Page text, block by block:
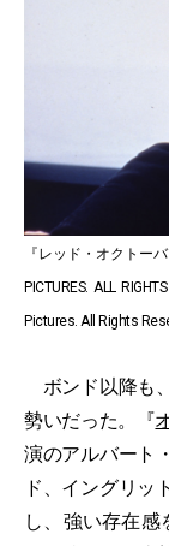
『レッド・オクトー
PICTURES. ALL
Pictures. All Rights
ボンド以降も
勢いだった。『
演のアルバート
ド、イングリッ
し、強い存在